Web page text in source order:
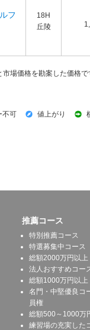
フ
18H
丘陵
場価格を勘案した価格で
不可
値上がり
推薦コース
特別推薦コース
特選募集中コース
総額2000万円以上
法人おすすめコー
総額1000万円以上
名門・中堅優良コ
員権
総額500～1000万
練習場の充実した